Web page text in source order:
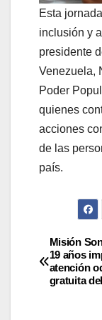
Esta
inclusión y
presidente
Venezuela,
Poder
quienes
acciones
de las
país.
Misión
19 años
atención
gratuita